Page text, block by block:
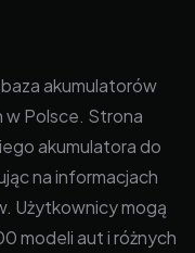
akumulatorów
Polsce. Strona
akumulatora do
na informacjach
Użytkownicy mogą
modeli aut i różnych